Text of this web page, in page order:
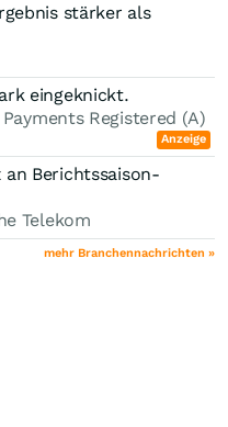
stärker als
eingeknickt.
Registered (A)
Anzeige
Berichtssaison-
Telekom
mehr Branchennachrichten »